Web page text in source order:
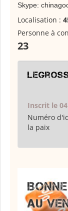
Skype:
Localisation :
Personne à
23
Inscrit le
Numéro
la paix
AU